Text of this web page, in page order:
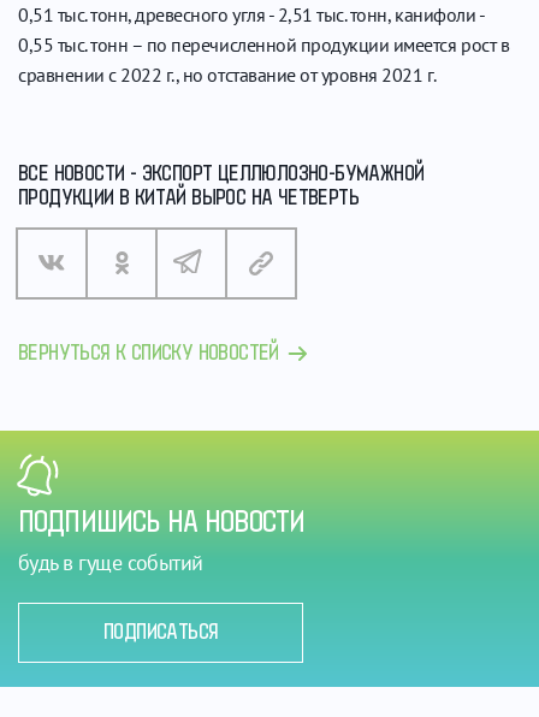
0,51 тыс. тонн, древесного угля - 2,51 тыс. тонн, канифоли -
0,55 тыс. тонн – по перечисленной продукции имеется рост в
сравнении с 2022 г., но отставание от уровня 2021 г.
ВСЕ НОВОСТИ - ЭКСПОРТ ЦЕЛЛЮЛОЗНО-БУМАЖНОЙ
ПРОДУКЦИИ В КИТАЙ ВЫРОС НА ЧЕТВЕРТЬ
ВЕРНУТЬСЯ К СПИСКУ НОВОСТЕЙ
ПОДПИШИСЬ НА НОВОСТИ
будь в гуще событий
ПОДПИСАТЬСЯ